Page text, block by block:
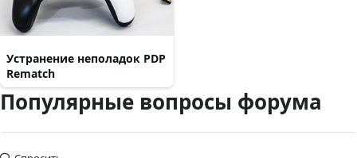
Устранение неполадок PDP
Rematch
Популярные вопросы форума